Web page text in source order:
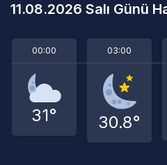
11.08.2026 Salı Günü
00:00
31°
03:00
30.8°